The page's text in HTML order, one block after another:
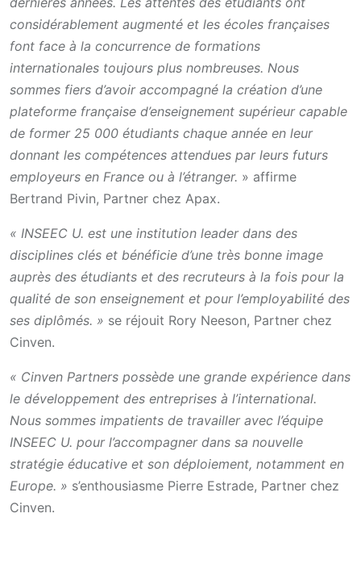
considérablement augmenté et les écoles françaises
font face à la concurrence de formations
internationales toujours plus nombreuses. Nous
sommes fiers d’avoir accompagné la création d’une
plateforme française d’enseignement supérieur capable
de former 25 000 étudiants chaque année en leur
donnant les compétences attendues par leurs futurs
employeurs en France ou à l’étranger. » affirme
Bertrand Pivin, Partner chez Apax.
« INSEEC U. est une institution leader dans des
disciplines clés et bénéficie d’une très bonne image
auprès des étudiants et des recruteurs à la fois pour la
qualité de son enseignement et pour l’employabilité des
ses diplômés. » se réjouit Rory Neeson, Partner chez
Cinven.
« Cinven Partners possède une grande expérience dans
le développement des entreprises à l’international.
Nous sommes impatients de travailler avec l’équipe
INSEEC U. pour l’accompagner dans sa nouvelle
stratégie éducative et son déploiement, notamment en
Europe. » s’enthousiasme Pierre Estrade, Partner chez
Cinven.